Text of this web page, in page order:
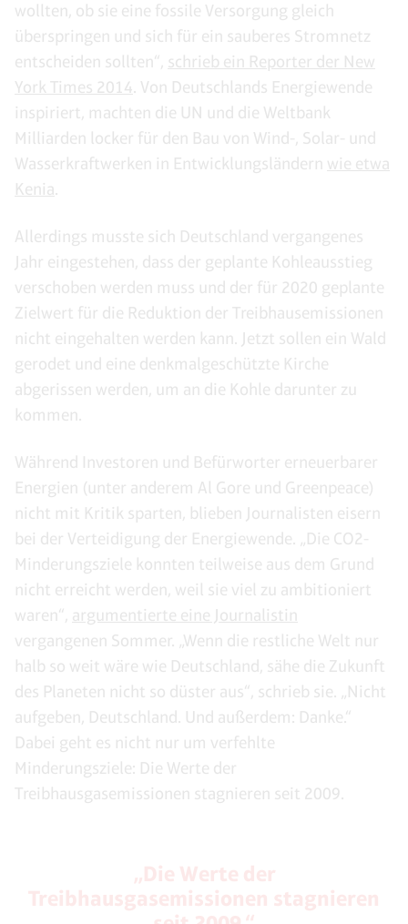
wollten, ob sie eine fossile Versorgung gleich
überspringen und sich für ein sauberes Stromnetz
entscheiden sollten“, schrieb ein Reporter der New
York Times 2014 . Von Deutschlands Energiewende
inspiriert, machten die UN und die Weltbank
Milliarden locker für den Bau von Wind-, Solar- und
Wasserkraftwerken in Entwicklungsländern wie etwa
Kenia
Allerdings musste sich Deutschland vergangenes
Jahr eingestehen, dass der geplante Kohleausstieg
verschoben werden muss und der für 2020 geplante
Zielwert für die Reduktion der Treibhausemissionen
nicht eingehalten werden kann. Jetzt sollen ein Wald
gerodet und eine denkmalgeschützte Kirche
abgerissen werden, um an die Kohle darunter zu
kommen.
Während Investoren und Befürworter erneuerbarer
Energien (unter anderem Al Gore und Greenpeace)
nicht mit Kritik sparten, blieben Journalisten eisern
bei der Verteidigung der Energiewende. „Die CO2-
Minderungsziele konnten teilweise aus dem Grund
nicht erreicht werden, weil sie viel zu ambitioniert
waren“, argumentierte eine Journalistin
vergangenen Sommer. „Wenn die restliche Welt nur
halb so weit wäre wie Deutschland, sähe die Zukunft
des Planeten nicht so düster aus“, schrieb sie. „Nicht
aufgeben, Deutschland. Und außerdem: Danke.“
Dabei geht es nicht nur um verfehlte
Minderungsziele: Die Werte der
Treibhausgasemissionen stagnieren seit 2009.